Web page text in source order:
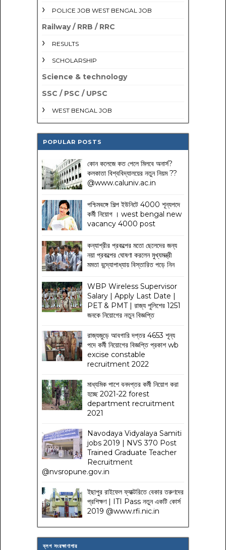
POLICE JOB WEST BENGAL JOB
Railway / RRB / RRC
RESULTS
SCHOLARSHIP
Science & technology
SSC / PSC / UPSC
WEST BENGAL JOB
POPULAR POSTS
কোন কলেজে কত পেলে মিলবে অনার্স?
কলকাতা বিশ্ববিদ্যালয়ের নতুন নিয়ম??
@www.caluniv.ac.in
পশ্চিমবঙ্গে শিল্প ইউনিটে 4000 শূন্যপদে
কর্মী নিয়োগ । west bengal new
vacancy 4000 post
কন্যাশ্রীর প্রকল্পের মতো ছেলেদের জন্য
নয়া প্রকল্পের ঘোষণা করলেন মুখ্যমন্ত্রী
মমতা বন্দ্যোপাধ্যায় বিস্তারিত পড়ে নিন
WBP Wireless Supervisor
Salary | Apply Last Date |
PET & PMT | রাজ্য পুলিশের 1251
জনকে নিয়োগের নতুন বিজ্ঞপ্তি
রাজ্যজুড়ে আবগারি দপ্তর 4653 শূন্য
পদে কর্মী নিয়োগের বিজ্ঞপ্তি প্রকাশ wb
excise constable
recruitment 2022
মাধ্যমিক পাশে বনদপ্তর কর্মী নিয়োগ করা
হচ্ছে 2021-22 forest
department recruitment
2021
Navodaya Vidyalaya Samiti
jobs 2019 | NVS 370 Post
Trained Graduate Teacher
Recruitment
@nvsropune.gov.in
ইছাপুর রাইফেল ফ্যাক্টরিতে বেকার তরুণদের
প্রশিক্ষণ | ITI Pass নতুন একটি কোর্স
2019 @www.rfi.nic.in
ব্লগ সংরক্ষাণাগার